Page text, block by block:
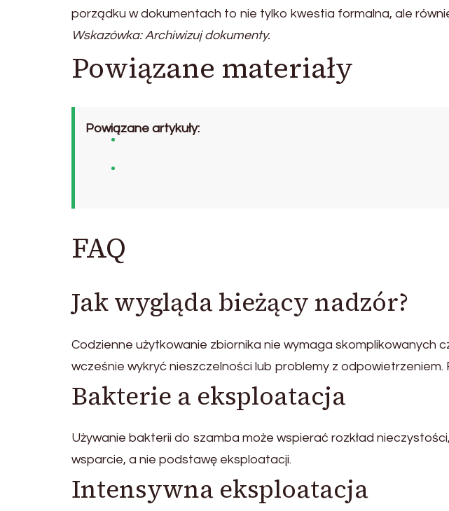
porządku w dokumentach to nie tylko kwestia formalna, ale
Wskazówka: Archiwizuj dokumenty.
Powiązane materiały
Powiązane artykuły:
FAQ
Jak wygląda bieżący nadzór?
Codzienne użytkowanie zbiornika nie wymaga skomplikowanych
wcześnie wykryć nieszczelności lub problemy z
Bakterie a eksploatacja
Używanie bakterii do szamba może wspierać rozkład
wsparcie, a nie podstawę eksploatacji.
Intensywna eksploatacja